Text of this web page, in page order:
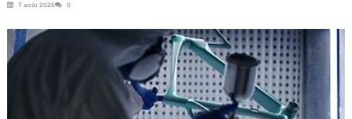
7 août 2026 0